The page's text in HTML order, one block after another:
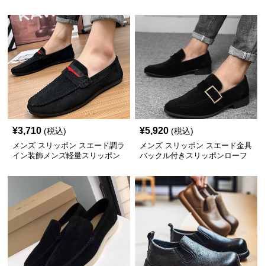
¥3,710 (税込)
メンズ スリッポン スエード調ラ
イン装飾メンズ軽量スリッポン
¥5,920 (税込)
メンズ スリッポン スエード金具
バックル付きスリッポンローフ